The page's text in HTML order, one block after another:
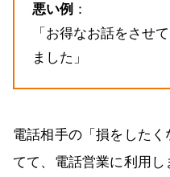
悪い例 ：
「お得なお話をさせ
ました」
電話相手の「損をした
てて、電話営業に利用し